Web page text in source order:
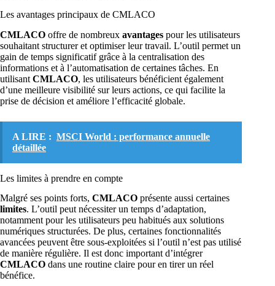
Les avantages principaux de CMLACO
CMLACO offre de nombreux avantages pour les utilisateurs
souhaitant structurer et optimiser leur travail. L’outil permet un
gain de temps significatif grâce à la centralisation des
informations et à l’automatisation de certaines tâches. En
utilisant CMLACO, les utilisateurs bénéficient également
d’une meilleure visibilité sur leurs actions, ce qui facilite la
prise de décision et améliore l’efficacité globale.
A LIRE : MSCI World : performance annuelle
détaillée
Les limites à prendre en compte
Malgré ses points forts, CMLACO présente aussi certaines
limites. L’outil peut nécessiter un temps d’adaptation,
notamment pour les utilisateurs peu habitués aux solutions
numériques structurées. De plus, certaines fonctionnalités
avancées peuvent être sous-exploitées si l’outil n’est pas utilisé
de manière régulière. Il est donc important d’intégrer
CMLACO dans une routine claire pour en tirer un réel
bénéfice.